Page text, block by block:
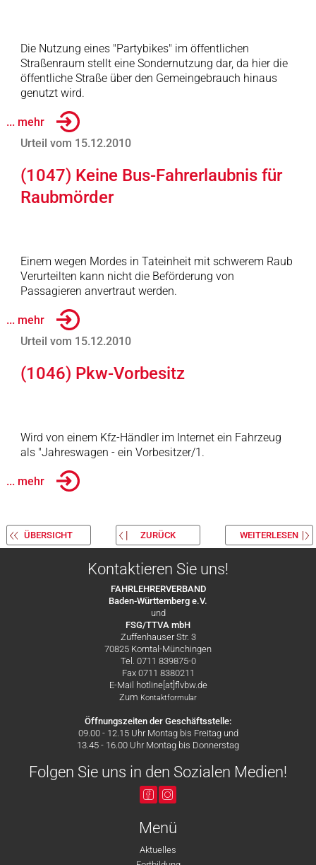
Die Nutzung eines "Partybikes" im öffentlichen
Straßenraum stellt eine Sondernutzung dar, da hier die
öffentliche Straße über den Gemeingebrauch hinaus
genutzt wird.
... mehr
Urteil vom 15.12.2010
(1047) Keine Bus-Fahrerlaubnis für
Raubmörder
Einem wegen Mordes in Tateinheit mit schwerem Raub
Verurteilten kann nicht die Beförderung von
Passagieren anvertraut werden.
... mehr
Urteil vom 15.12.2010
(1046) Pkw-Vorbesitz
Wird von einem Kfz-Händler im Internet ein Fahrzeug
als "Jahreswagen - ein Vorbesitzer/1.
... mehr
ÜBERSICHT ZURÜCK WEITERLESEN
Kontaktieren Sie uns!
FAHRLEHRERVERBAND
Baden-Württemberg e.V.
und
FSG/TTVA mbH
Zuffenhauser Str. 3
70825 Korntal-Münchingen
Tel. 0711 839875-0
Fax 0711 8380211
E-Mail hotline[at]flvbw.de
Zum Kontaktformular
Öffnungszeiten der Geschäftsstelle:
09.00 - 12.15 Uhr Montag bis Freitag und
13.45 - 16.00 Uhr Montag bis Donnerstag
Folgen Sie uns in den Sozialen Medien!
Menü
Aktuelles